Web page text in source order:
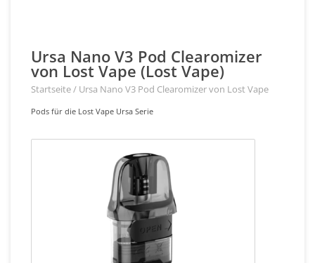
Ursa Nano V3 Pod Clearomizer
von Lost Vape (Lost Vape)
Startseite/ Ursa Nano V3 Pod Clearomizer von Lost Vape
Pods für die Lost Vape Ursa Serie